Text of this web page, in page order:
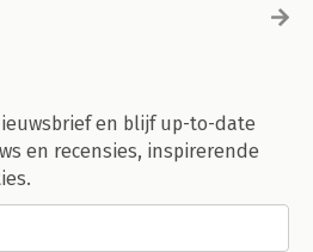
en blijf up-to-date
en recensies, inspirerende